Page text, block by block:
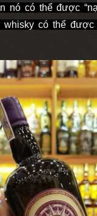
nó có thể được
whisky có thể